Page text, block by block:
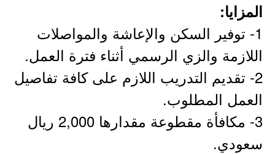
المزايا:
1- توفير السكن والإعاشة والمواصلات
اللازمة والزي الرسمي أثناء فترة العمل.
2- تقديم التدريب اللازم على كافة تفاصيل
العمل المطلوب.
3- مكافأة مقطوعة مقدارها 2,000 ريال
سعودي.